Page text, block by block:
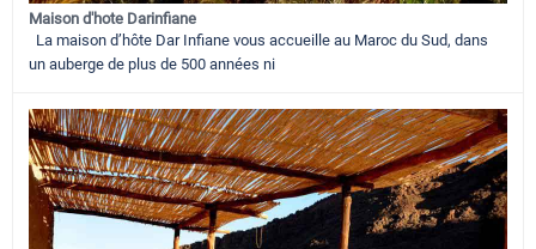
Maison d'hote Darinfiane
La maison d’hôte Dar Infiane vous accueille au Maroc du Sud, dans
un auberge de plus de 500 années ni